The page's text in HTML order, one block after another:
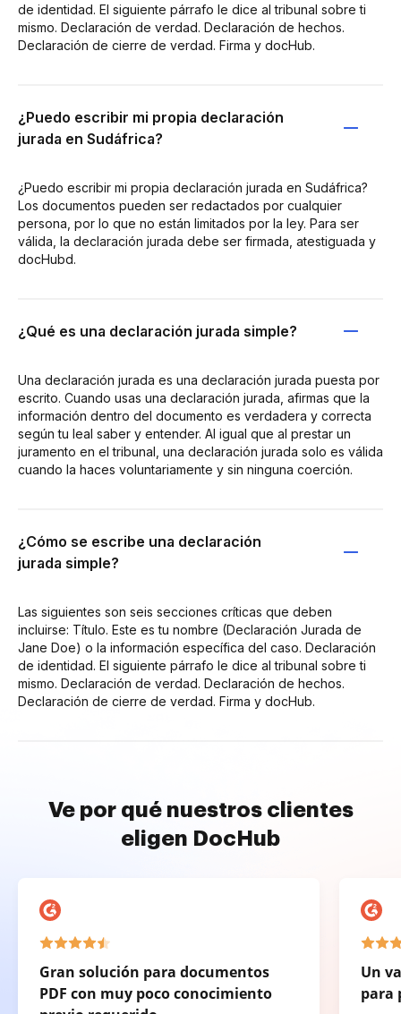
de identidad. El siguiente párrafo le dice al tribunal sobre ti
mismo. Declaración de verdad. Declaración de hechos.
Declaración de cierre de verdad. Firma y docHub.
¿Puedo escribir mi propia declaración
jurada en Sudáfrica?
¿Puedo escribir mi propia declaración jurada en Sudáfrica?
Los documentos pueden ser redactados por cualquier
persona, por lo que no están limitados por la ley. Para ser
válida, la declaración jurada debe ser firmada, atestiguada y
docHubd.
¿Qué es una declaración jurada simple?
Una declaración jurada es una declaración jurada puesta por
escrito. Cuando usas una declaración jurada, afirmas que la
información dentro del documento es verdadera y correcta
según tu leal saber y entender. Al igual que al prestar un
juramento en el tribunal, una declaración jurada solo es válida
cuando la haces voluntariamente y sin ninguna coerción.
¿Cómo se escribe una declaración
jurada simple?
Las siguientes son seis secciones críticas que deben
incluirse: Título. Este es tu nombre (Declaración Jurada de
Jane Doe) o la información específica del caso. Declaración
de identidad. El siguiente párrafo le dice al tribunal sobre ti
mismo. Declaración de verdad. Declaración de hechos.
Declaración de cierre de verdad. Firma y docHub.
Ve por qué nuestros clientes
eligen DocHub
Gran solución para documentos
PDF con muy poco conocimiento
Un
para